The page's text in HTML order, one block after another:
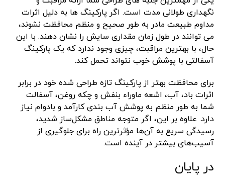
نگهداری طولانی مدت است. اگر پارکینگ ها به دلیل اثرات
مداوم طبیعت مادر به طور صحیح و منظم محافظت نشوند،
می توانند در طول زمان مقداری سایش را نشان دهند. با این
حال، با بهترین مراقبت، چیزی وجود ندارد که یک پارکینگ
آسفالتی با پوشش خوب نتواند تحمل کند.
برای محافظت بهتر از پارکینگ تازه طراحی شده خود در برابر
اثرات باد، آب، اشعه ماوراء بنفش و چکه روغن، آسفالت
شما به طور منظم به پوشش آب بندی کارآمد و بادوام نیاز
دارد. علاوه بر این، اگر متوجه مناطق مشکل‌ساز شدید،
رسیدگی سریع به آن‌ها مؤثرترین راه برای جلوگیری از
آسیب‌های بیشتر در آینده است.
در پایان